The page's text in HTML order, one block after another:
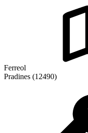
Ferreol
Pradines (12490)